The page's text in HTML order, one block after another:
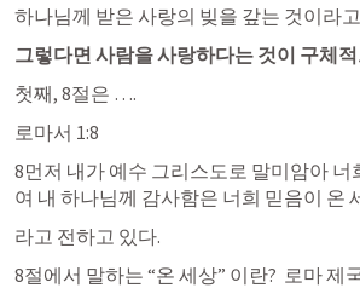
하나님께 받은 사랑의 빚을 갚는 것이라
그렇다면 사람을 사랑하다는 것이 구체
첫째, 8절은 ….
로마서 1:8
8먼저 내가 예수 그리스도로 말미암아 너
여 내 하나님께 감사함은 너희 믿음이 온
라고 전하고 있다.
8절에서 말하는 “온 세상” 이란?  로마 제